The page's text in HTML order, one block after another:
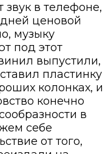
звук в телефоне,
ценовой
музыку
под этот
выпустили,
пластинку
колонках, и
конечно
в
себе
от того,